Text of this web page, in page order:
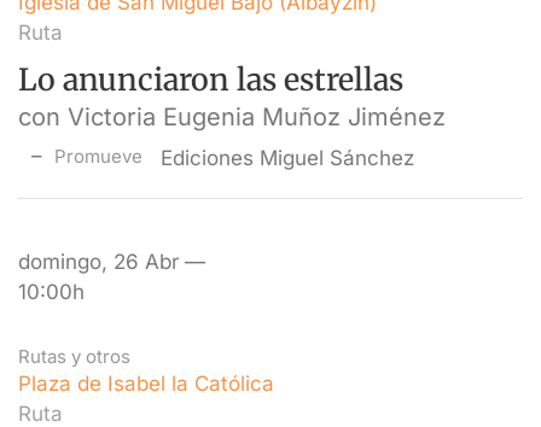
Ruta
Lo anunciaron las estrellas
con Victoria Eugenia Muñoz Jiménez
Promueve Ediciones Miguel Sánchez
domingo, 26 Abr —
10:00h
Rutas y otros
Plaza de Isabel la Católica
Ruta